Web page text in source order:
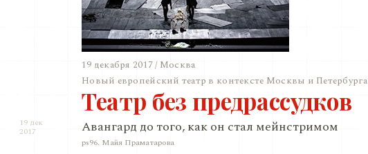
19 декабря 2017 / Москва
Новый европейский театр в контексте Москвы и Петербурга
Театр без предрассудков
Авангард до того, как он стал мейнстримом
ps96. Майя Праматарова
19 дек
2017